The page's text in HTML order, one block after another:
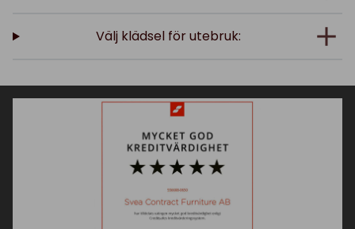
Välj klädsel för utebruk: